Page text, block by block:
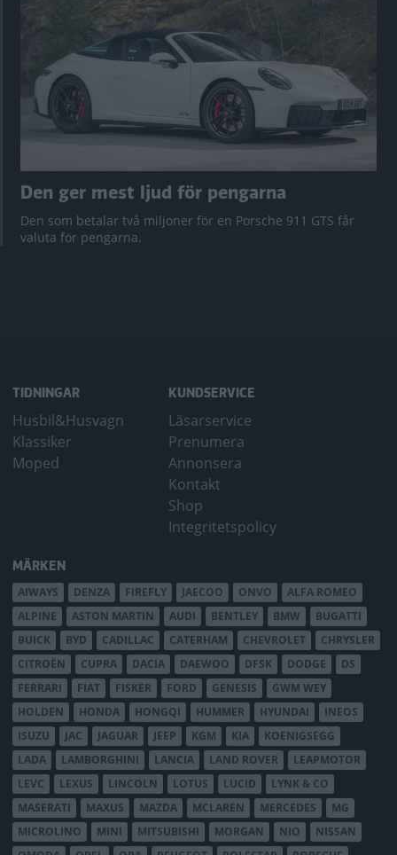
Den ger mest ljud för pengarna
Den som betalar två miljoner för en Porsche 911 GTS får
valuta för pengarna.
TIDNINGAR
Husbil&Husvagn
Klassiker
Moped
KUNDSERVICE
Läsarservice
Prenumera
Annonsera
Kontakt
Shop
Integritetspolicy
MÄRKEN
AIWAYS DENZA FIREFLY JAECOO ONVO
ALFA ROMEO
ALPINE
ASTON MARTIN AUDI BENTLEY BMW
BUGATTI
BUICK
BYD CADILLAC CATERHAM CHEVROLET
CHRYSLER
CITROËN
CUPRA DACIA DAEWOO DFSK DODGE
DS
FERRARI
FIAT FISKER FORD GENESIS
GWM WEY
HOLDEN
HONDA HONGQI HUMMER HYUNDAI
INEOS
ISUZU
JAC JAGUAR JEEP KGM KIA
KOENIGSEGG
LADA
LAMBORGHINI LANCIA LAND ROVER
LEAPMOTOR
LEVC
LEXUS LINCOLN LOTUS LUCID
LYNK & CO
MASERATI
MAXUS MAZDA MCLAREN MERCEDES
MG
MICROLINO
MINI MITSUBISHI MORGAN NIO
NISSAN